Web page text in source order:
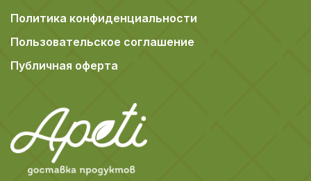
Политика конфиденциальности
Пользовательское соглашение
Публичная оферта